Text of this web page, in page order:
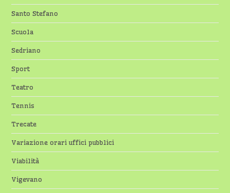
Santo Stefano
Scuola
Sedriano
Sport
Teatro
Tennis
Trecate
Variazione orari uffici pubblici
Viabilità
Vigevano